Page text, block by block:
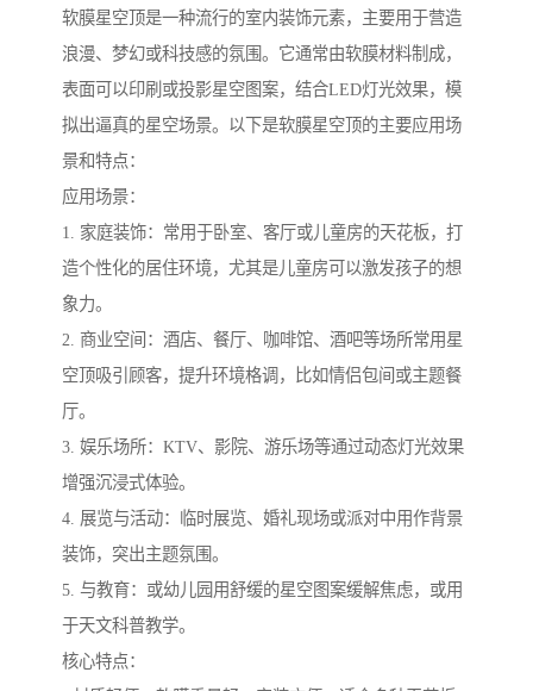
软膜星空顶是一种流行的室内装饰元素，主要用于营造
浪漫、梦幻或科技感的氛围。它通常由软膜材料制成，
表面可以印刷或投影星空图案，结合LED灯光效果，模
拟出逼真的星空场景。以下是软膜星空顶的主要应用场
景和特点：
应用场景：
1. 家庭装饰：常用于卧室、客厅或儿童房的天花板，打
造个性化的居住环境，尤其是儿童房可以激发孩子的想
象力。
2. 商业空间：酒店、餐厅、咖啡馆、酒吧等场所常用星
空顶吸引顾客，提升环境格调，比如情侣包间或主题餐
厅。
3. 娱乐场所：KTV、影院、游乐场等通过动态灯光效果
增强沉浸式体验。
4. 展览与活动：临时展览、婚礼现场或派对中用作背景
装饰，突出主题氛围。
5. 与教育：或幼儿园用舒缓的星空图案缓解焦虑，或用
于天文科普教学。
核心特点：